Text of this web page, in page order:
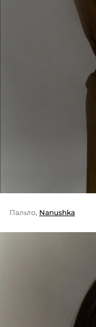
Пальто, Nanushka